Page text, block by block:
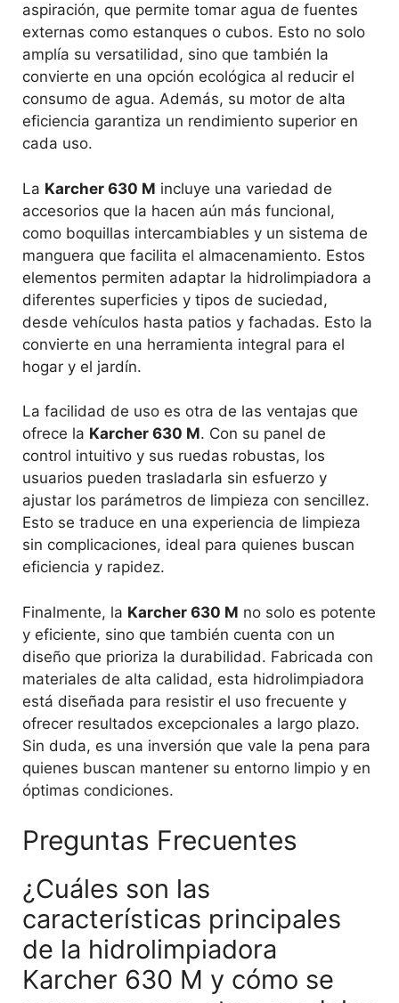
aspiración, que permite tomar agua de fuentes
externas como estanques o cubos. Esto no solo
amplía su versatilidad, sino que también la
convierte en una opción ecológica al reducir el
consumo de agua. Además, su motor de alta
eficiencia garantiza un rendimiento superior en
cada uso.
La Karcher 630 M incluye una variedad de
accesorios que la hacen aún más funcional,
como boquillas intercambiables y un sistema de
manguera que facilita el almacenamiento. Estos
elementos permiten adaptar la hidrolimpiadora a
diferentes superficies y tipos de suciedad,
desde vehículos hasta patios y fachadas. Esto la
convierte en una herramienta integral para el
hogar y el jardín.
La facilidad de uso es otra de las ventajas que
ofrece la Karcher 630 M. Con su panel de
control intuitivo y sus ruedas robustas, los
usuarios pueden trasladarla sin esfuerzo y
ajustar los parámetros de limpieza con sencillez.
Esto se traduce en una experiencia de limpieza
sin complicaciones, ideal para quienes buscan
eficiencia y rapidez.
Finalmente, la Karcher 630 M no solo es potente
y eficiente, sino que también cuenta con un
diseño que prioriza la durabilidad. Fabricada con
materiales de alta calidad, esta hidrolimpiadora
está diseñada para resistir el uso frecuente y
ofrecer resultados excepcionales a largo plazo.
Sin duda, es una inversión que vale la pena para
quienes buscan mantener su entorno limpio y en
óptimas condiciones.
Preguntas Frecuentes
¿Cuáles son las
características principales
de la hidrolimpiadora
Karcher 630 M y cómo se